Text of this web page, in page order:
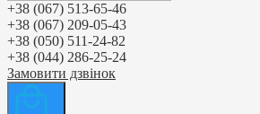
+38 (067) 513-65-46
+38 (067) 209-05-43
+38 (050) 511-24-82
+38 (044) 286-25-24
Замовити дзвінок